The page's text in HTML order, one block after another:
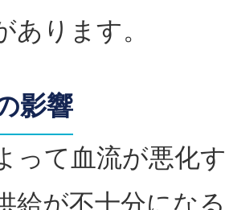
あります。
影響
って血流が悪化
給が不十分にな